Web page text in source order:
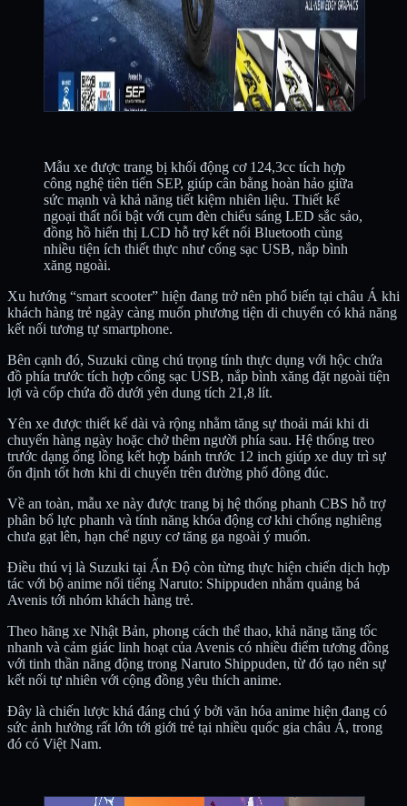
Mẫu xe được trang bị khối động cơ 124,3cc tích hợp
công nghệ tiên tiến SEP, giúp cân bằng hoàn hảo giữa
sức mạnh và khả năng tiết kiệm nhiên liệu. Thiết kế
ngoại thất nổi bật với cụm đèn chiếu sáng LED sắc sảo,
đồng hồ hiển thị LCD hỗ trợ kết nối Bluetooth cùng
nhiều tiện ích thiết thực như cổng sạc USB, nắp bình
xăng ngoài.
Xu hướng “smart scooter” hiện đang trở nên phổ biến tại châu Á khi
khách hàng trẻ ngày càng muốn phương tiện di chuyển có khả năng
kết nối tương tự smartphone.
Bên cạnh đó, Suzuki cũng chú trọng tính thực dụng với hộc chứa
đồ phía trước tích hợp cổng sạc USB, nắp bình xăng đặt ngoài tiện
lợi và cốp chứa đồ dưới yên dung tích 21,8 lít.
Yên xe được thiết kế dài và rộng nhằm tăng sự thoải mái khi di
chuyển hàng ngày hoặc chở thêm người phía sau. Hệ thống treo
trước dạng ống lồng kết hợp bánh trước 12 inch giúp xe duy trì sự
ổn định tốt hơn khi di chuyển trên đường phố đông đúc.
Về an toàn, mẫu xe này được trang bị hệ thống phanh CBS hỗ trợ
phân bổ lực phanh và tính năng khóa động cơ khi chống nghiêng
chưa gạt lên, hạn chế nguy cơ tăng ga ngoài ý muốn.
Điều thú vị là Suzuki tại Ấn Độ còn từng thực hiện chiến dịch hợp
tác với bộ anime nổi tiếng Naruto: Shippuden nhằm quảng bá
Avenis tới nhóm khách hàng trẻ.
Theo hãng xe Nhật Bản, phong cách thể thao, khả năng tăng tốc
nhanh và cảm giác linh hoạt của Avenis có nhiều điểm tương đồng
với tinh thần năng động trong Naruto Shippuden, từ đó tạo nên sự
kết nối tự nhiên với cộng đồng yêu thích anime.
Đây là chiến lược khá đáng chú ý bởi văn hóa anime hiện đang có
sức ảnh hưởng rất lớn tới giới trẻ tại nhiều quốc gia châu Á, trong
đó có Việt Nam.